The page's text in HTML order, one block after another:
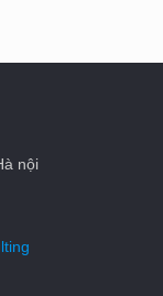
nội